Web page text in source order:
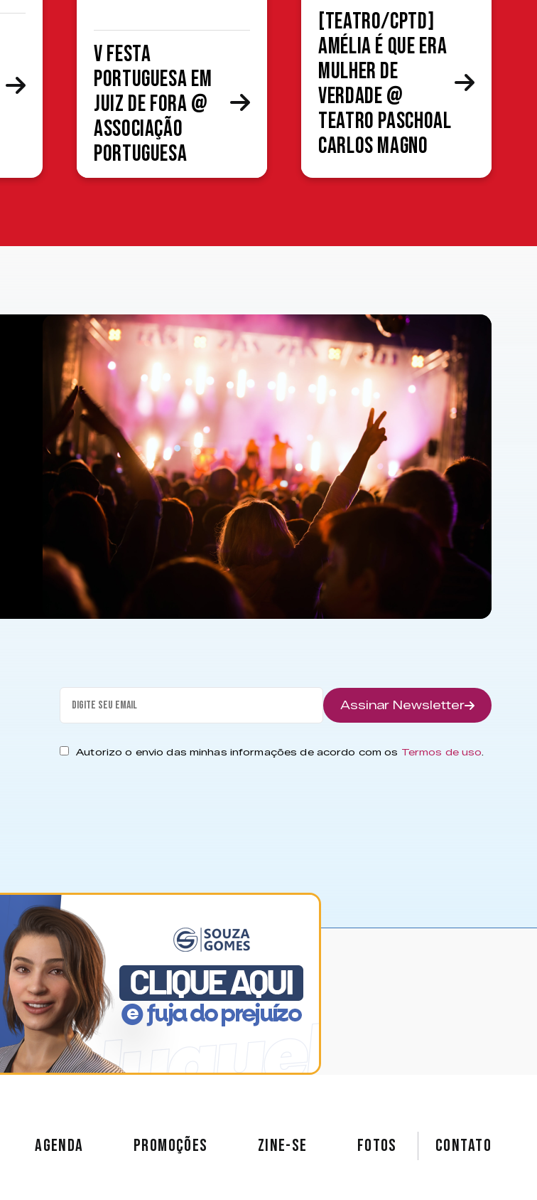
V Festa
Portuguesa em
Juiz de Fora @
Associação
Portuguesa
[TEATRO/CPTD]
Amélia é que era
mulher de
verdade @
Teatro Paschoal
Carlos Magno
Assinar Newsletter
Autorizo o envio das minhas informações de acordo com os Termos de uso
AGENDA PROMOÇÕES ZINE-SE FOTOS Contato